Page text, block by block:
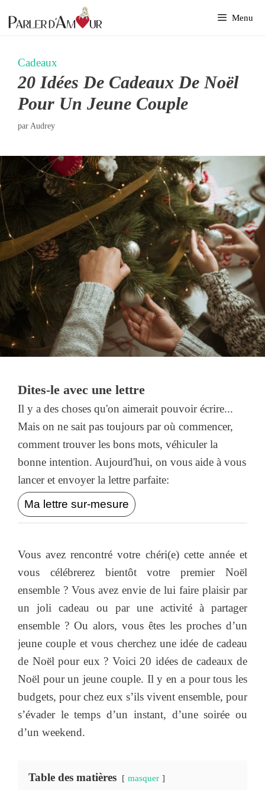
au
Menu
Cadeaux
20 Idées De Cadeaux De Noël
Pour Un Jeune Couple
par Audrey
Dites-le avec une lettre
Il y a des choses qu'on aimerait pouvoir écrire...
Mais on ne sait pas toujours par où commencer,
comment trouver les bons mots, véhiculer la
bonne intention. Aujourd'hui, on vous aide à vous
lancer et envoyer la lettre parfaite:
Ma lettre sur-mesure
Vous avez rencontré votre chéri(e) cette année et
vous célébrerez bientôt votre premier Noël
ensemble ? Vous avez envie de lui faire plaisir par
un joli cadeau ou par une activité à partager
ensemble ? Ou alors, vous êtes les proches d’un
jeune couple et vous cherchez une idée de cadeau
de Noël pour eux ? Voici 20 idées de cadeaux de
Noël pour un jeune couple. Il y en a pour tous les
budgets, pour chez eux s’ils vivent ensemble, pour
s’évader le temps d’un instant, d’une soirée ou
d’un weekend.
Table des matières masquer